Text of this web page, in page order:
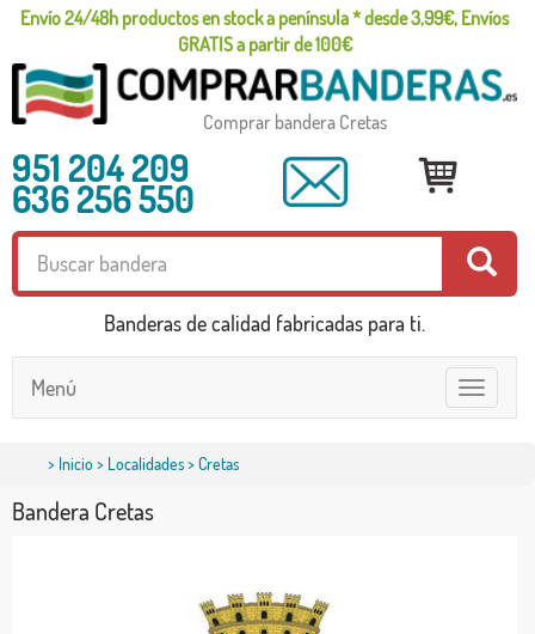
Envío 24/48h productos en stock a península * desde 3,99€, Envíos
GRATIS a partir de 100€
Comprar bandera Cretas
951 204 209
636 256 550
Banderas de calidad fabricadas para ti.
Toggle
navigation
Menú
> Inicio> Localidades> Cretas
Bandera Cretas